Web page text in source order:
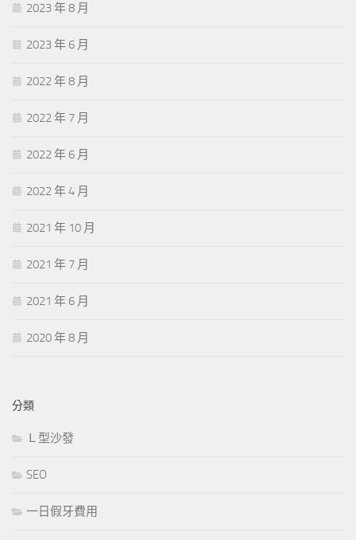
2023 年 8 月
2023 年 6 月
2022 年 8 月
2022 年 7 月
2022 年 6 月
2022 年 4 月
2021 年 10 月
2021 年 7 月
2021 年 6 月
2020 年 8 月
分類
Ｌ型沙發
SEO
一日假牙費用